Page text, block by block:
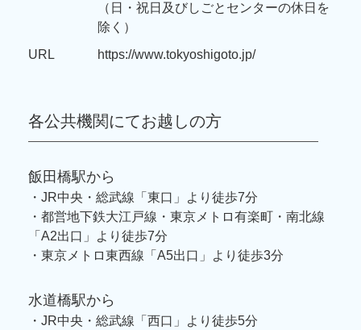
（日・祝日及びしごとセンターの休日を
除く）
URL
https://www.tokyoshigoto.jp/
各公共機関にてお越しの方
飯田橋駅から
・JR中央・総武線「東口」より徒歩7分
・都営地下鉄大江戸線・東京メトロ有楽町・南北線
「A2出口」より徒歩7分
・東京メトロ東西線「A5出口」より徒歩3分
水道橋駅から
・JR中央・総武線「西口」より徒歩5分